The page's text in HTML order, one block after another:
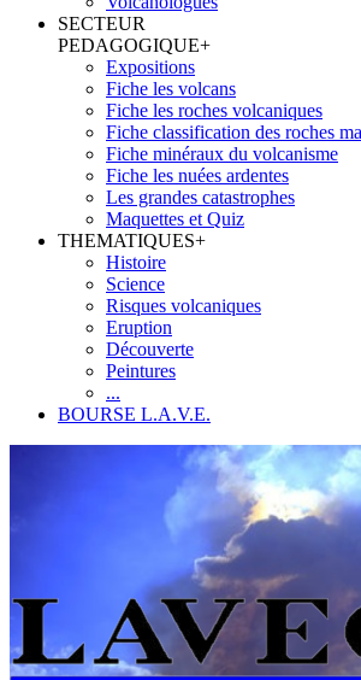
SECTEUR
PEDAGOGIQUE+
Expositions
Fiche les volcans
Fiche les roches volcaniques
Fiche classification des roches
Fiche minéraux du volcanisme
Fiche les nuées ardentes
Les grandes catastrophes
Maquettes et Quiz
THEMATIQUES+
Histoire
Science
Risques volcaniques
Eruption
Découverte
Peintures
...
BOURSE L.A.V.E.